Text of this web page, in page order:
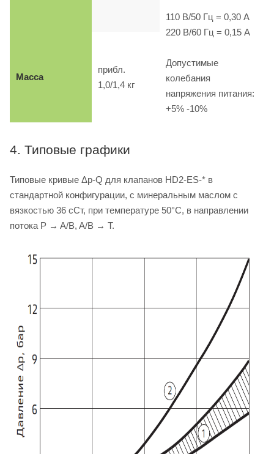
110 B/50 Гц = 0,30 A
220 B/60 Гц = 0,15 A
Допустимые
колебания
напряжения питания:
+5% -10%
Масса
прибл.
1,0/1,4 кг
4. Типовые графики
Типовые кривые Δp-Q для клапанов HD2-ES-* в
стандартной конфигурации, с минеральным маслом с
вязкостью 36 сСт, при температуре 50°C, в направлении
потока P → A/B, A/B → T.